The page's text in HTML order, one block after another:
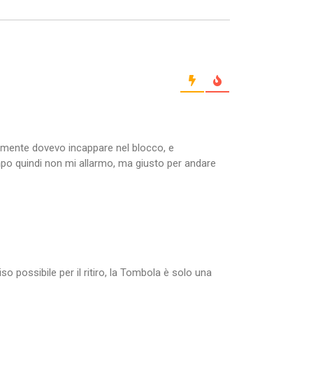
dovevo incappare nel blocco, e
quindi non mi allarmo, ma giusto per andare
possibile per il ritiro, la Tombola è solo una